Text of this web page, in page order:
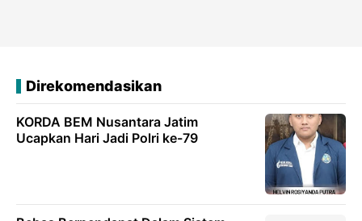
Direkomendasikan
KORDA BEM Nusantara Jatim
Ucapkan Hari Jadi Polri ke-79